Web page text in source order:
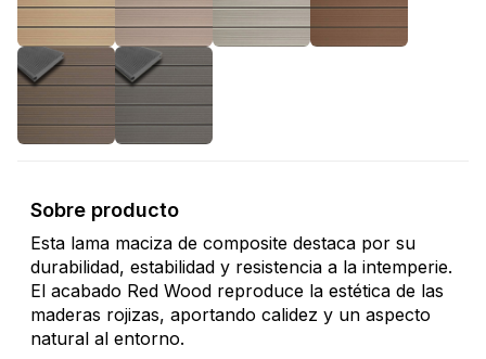
Sobre producto
Esta lama maciza de composite destaca por su
durabilidad, estabilidad y resistencia a la intemperie.
El acabado Red Wood reproduce la estética de las
maderas rojizas, aportando calidez y un aspecto
natural al entorno.